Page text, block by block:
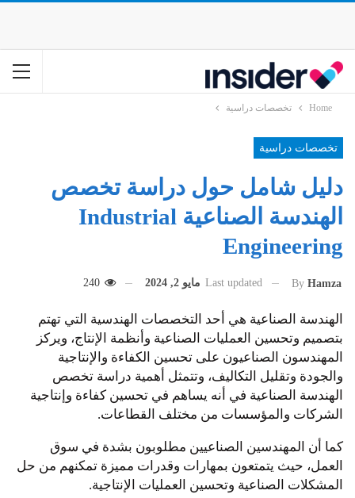
Home تخصصات دراسية
تخصصات دراسية
دليل شامل حول دراسة تخصص
الهندسة الصناعية Industrial
Engineering
By Hamza
Last updated مايو 2, 2024
الهندسة الصناعية هي أحد التخصصات الهندسية التي تهتم
بتصميم وتحسين العمليات الصناعية وأنظمة الإنتاج، ويركز
المهندسون الصناعيون على تحسين الكفاءة والإنتاجية
والجودة وتقليل التكاليف، وتتمثل أهمية دراسة تخصص
الهندسة الصناعية في أنه يساهم في تحسين كفاءة وإنتاجية
الشركات والمؤسسات من مختلف القطاعات.
كما أن المهندسين الصناعيين مطلوبون بشدة في سوق
العمل، حيث يتمتعون بمهارات وقدرات مميزة تمكنهم من حل
المشكلات الصناعية وتحسين العمليات الإنتاجية.